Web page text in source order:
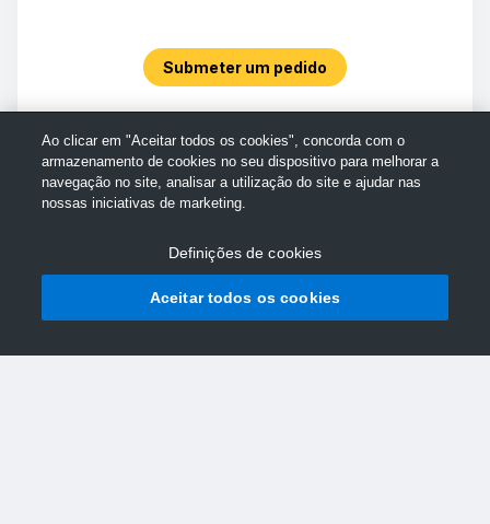
Submeter um pedido
Ao clicar em "Aceitar todos os cookies", concorda com o
armazenamento de cookies no seu dispositivo para melhorar a
navegação no site, analisar a utilização do site e ajudar nas
nossas iniciativas de marketing.
Definições de cookies
Aceitar todos os cookies